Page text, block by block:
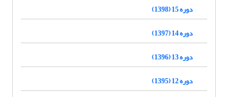
دوره 15 (1398)
دوره 14 (1397)
دوره 13 (1396)
دوره 12 (1395)